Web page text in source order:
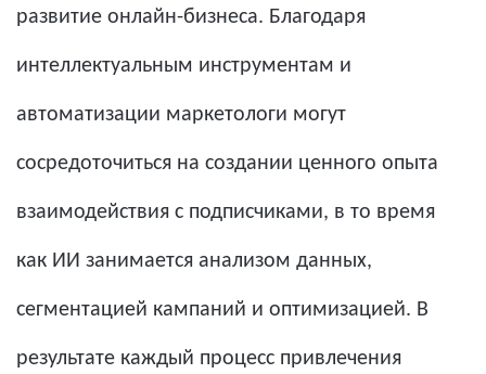
развитие онлайн-бизнеса. Благодаря
интеллектуальным инструментам и
автоматизации маркетологи могут
сосредоточиться на создании ценного опыта
взаимодействия с подписчиками, в то время
как ИИ занимается анализом данных,
сегментацией кампаний и оптимизацией. В
результате каждый процесс привлечения